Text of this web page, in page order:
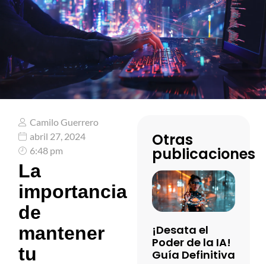
Camilo Guerrero
abril 27, 2024
6:48 pm
La
importancia
de
mantener
tu
Otras
publicaciones
¡Desata el
Poder de la IA!
Guía Definitiva